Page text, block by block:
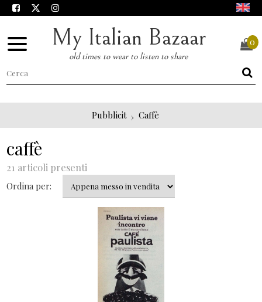
My Italian Bazaar
old times to wear to listen to share
0
Pubblicit Caffè
caffè
21 articoli presenti
Ordina per: